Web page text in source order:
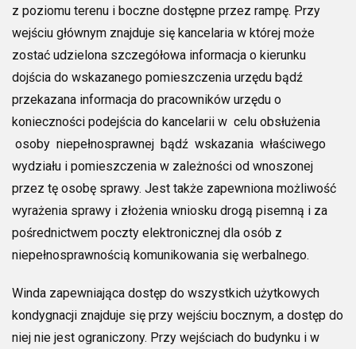
z poziomu terenu i boczne dostępne przez rampę. Przy
wejściu głównym znajduje się kancelaria w której może
zostać udzielona szczegółowa informacja o kierunku
dojścia do wskazanego pomieszczenia urzędu bądź
przekazana informacja do pracowników urzędu o
konieczności podejścia do kancelarii w celu obsłużenia
osoby niepełnosprawnej bądź wskazania właściwego
wydziału i pomieszczenia w zależności od wnoszonej
przez tę osobę sprawy. Jest także zapewniona możliwość
wyrażenia sprawy i złożenia wniosku drogą pisemną i za
pośrednictwem poczty elektronicznej dla osób z
niepełnosprawnością komunikowania się werbalnego.
Winda zapewniająca dostęp do wszystkich użytkowych
kondygnacji znajduje się przy wejściu bocznym, a dostęp do
niej nie jest ograniczony. Przy wejściach do budynku i w